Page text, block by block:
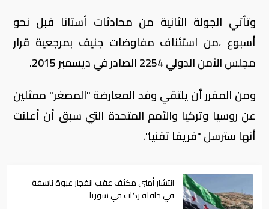
وتأتي الجولة الثانية من محادثات أستانا قبل نحو
أسبوع ،من استئناف مفاوضات جنيف بمرجعية قرار
مجلس الأمن الدولي 2254 الصادر في ديسمبر 2015.
ومن المقرر أن يلتقي وفد المعارضة "المصغر" ممثلين
عن روسيا وتركيا والأمم المتحدة التي سبق أن أعلنت
أنها سترسل "فريقا تقنيا".
انتشار أمني مكثف عقب انفجار عبوة ناسفة
في حافلة ركاب في سوريا